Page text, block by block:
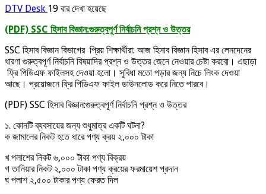
DTV Desk 19 বার দেখা হয়েছে
(PDF) SSC হিসাব বিজ্ঞান:গুরুত্বপূর্ণ নির্বাচনি প্রশ্ন ও উত্তর
SSC হিসাব বিজ্ঞান বিভাগের প্রিয় শিক্ষার্থীরা: আজ হিসাব বিজ্ঞান হিসাব এর লেনদেনের
ধারণা গুরুত্বপূর্ণ নির্বাচনি বিষয়াদির প্রশ্ন ও উত্তর জেনে নেওয়ার চেষ্টা করবো। এছাড়া
ফ্রি পিডিএফ ফাইলসহ দেওয়া হলো। সুবিধা মতো পড়ার জন্য নিচে লিংক দেওয়া
আছে। প্রয়োজনে ফ্রি পিডিএফ ফাইল ডাউনলোড করে নিতে পারবে।
(PDF) SSC হিসাব বিজ্ঞান:গুরুত্বপূর্ণ নির্বাচনি প্রশ্ন ও উত্তর
১. কোনটি ব্যবসায়ের জন্য শুধুমাত্র একটি ঘটনা?
ক জামালের নিকট হতে ধারে পণ্য ক্রয় ২,০০০ টাকা
খ পলাশের নিকট ৬,০০০ টাকা পণ্য বিক্রয়
গ তানিয়ার নিকট ২,০০০ টাকা পণ্য ক্রয়ের ফরমায়েশ প্রদান
ঘ পলাশ ২,৫০০ টাকার পণ্য ফেরত দিল